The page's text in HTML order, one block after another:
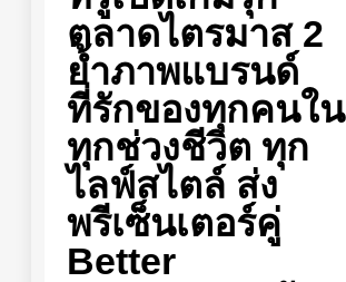
ตลาดไตรมาส 2
ย้ำภาพแบรนด์
ที่รักของทุกคนใน
ทุกช่วงชีวิต ทุก
ไลฟ์สไตล์ ส่ง
พรีเซ็นเตอร์คู่
Better